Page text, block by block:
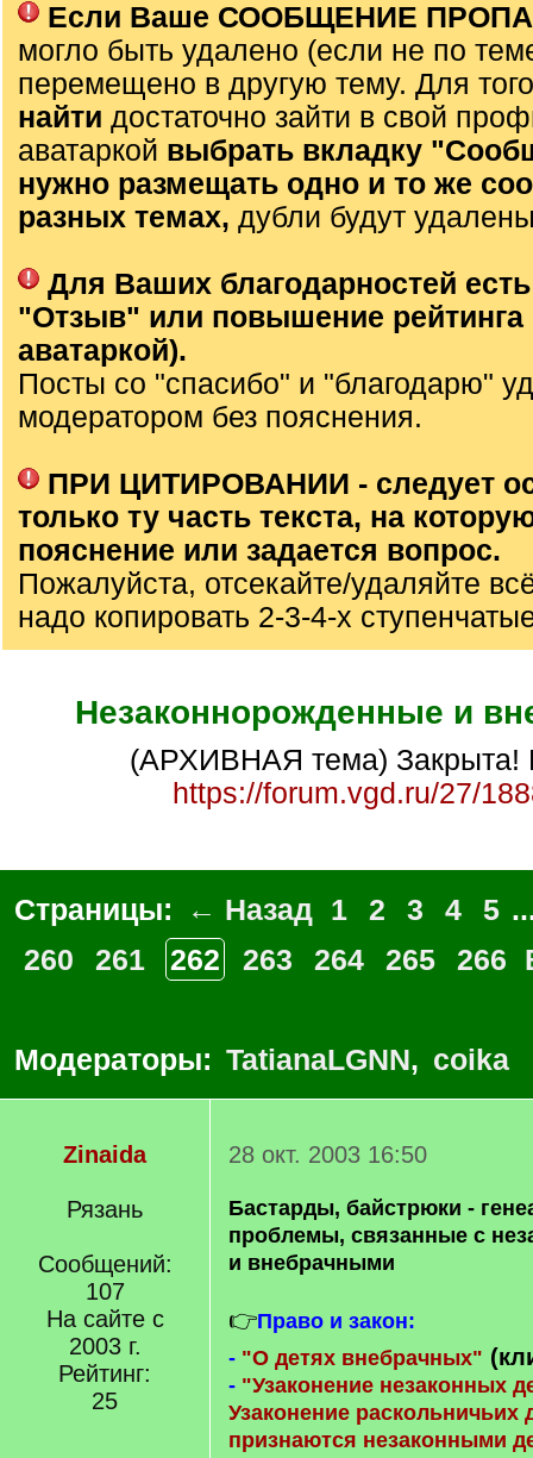
Если Ваше СООБЩЕНИЕ
могло быть удалено (если не по
перемещено в другую тему. Для
найти достаточно зайти в свой
аватаркой выбрать вкладку
нужно размещать одно и то же
разных темах, дубли будут
Для Ваших благодарностей
"Отзыв" или повышение рейтинга
аватаркой).
Посты со "спасибо" и "благодарю"
модератором без пояснения.
ПРИ ЦИТИРОВАНИИ - следует
только ту часть текста, на
пояснение или задается вопрос.
Пожалуйста, отсекайте/удаляйте
надо копировать 2-3-4-х
Незаконнорожденные и
(АРХИВНАЯ тема) Закрыта!
https://forum.vgd.ru/27/
Страницы: ← Назад 1 2 3 4 5
260
261 262 263 264 265 266
Модераторы: TatianaLGNN, coika
Zinaida
Рязань
Сообщений:
107
На сайте с
2003 г.
Рейтинг:
25
28 окт. 2003 16:50
Бастарды, байстрюки -
проблемы, связанные с
и внебрачными
👉Право и закон:
- "О детях внебрачных"
- "Узаконение незаконных
Узаконение раскольничьих
признаются незаконными